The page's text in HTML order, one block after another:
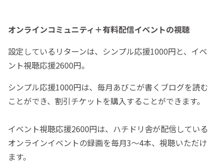
オンラインコミュニティ＋有料配信イベントの視聴
設定しているリターンは、シンプル応援1000円と、イベ
ント視聴応援2600円。
シンプル応援1000円は、毎月あびこが書くブログを読む
ことができ、割引チケットを購入することができます。
イベント視聴応援2600円は、ハチドリ舎が配信している
オンラインイベントの録画を毎月3〜4本、視聴いただけ
ます。